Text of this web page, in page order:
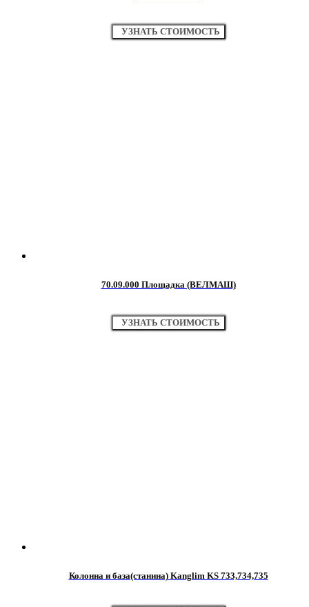
УЗНАТЬ СТОИМОСТЬ
70.09.000 Площадка (ВЕЛМАШ)
УЗНАТЬ СТОИМОСТЬ
Колонна и база(станина) Kanglim KS 733,734,735